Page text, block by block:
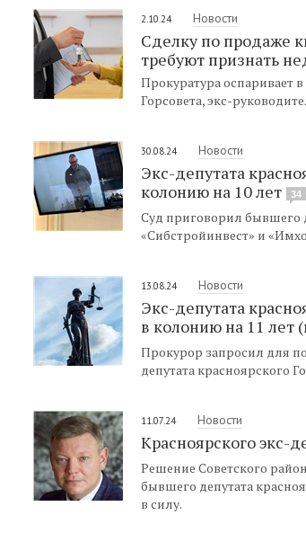
2.10.24 Новости
Сделку по продаже
требуют признать
Прокуратура оспаривает
Горсовета, экс-
30.08.24 Новости
Экс-депутата
колонию на 10 лет
34
Суд приговорил бывшего
«Сибстройинвест» и
13.08.24 Новости
Экс-депутата
в колонию на 11 лет
Прокурор запросил для
депутата красноярского
11.07.24 Новости
Красноярского экс-
Решение Советского
бывшего депутата
в силу.